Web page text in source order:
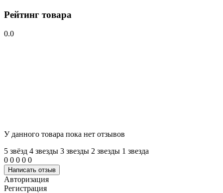
Рейтинг товара
0.0
У данного товара пока нет отзывов
5 звёзд 4 звeзды 3 звeзды 2 звeзды 1 звeзда
0 0 0 0 0
Написать отзыв
Авторизация
Регистрация